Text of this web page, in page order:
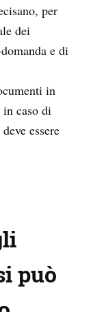
per
dei
e di
in
caso di
essere
può